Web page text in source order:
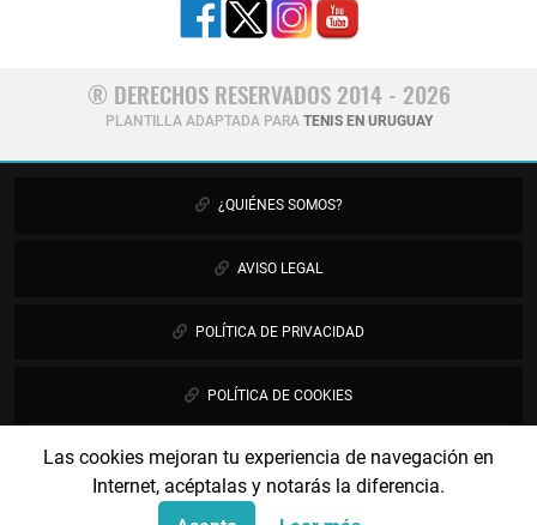
Las cookies mejoran tu experiencia de navegación en
Internet, acéptalas y notarás la diferencia.
® DERECHOS RESERVADOS 2014 - 2026
PLANTILLA ADAPTADA PARA TENIS EN URUGUAY
¿QUIÉNES SOMOS?
AVISO LEGAL
POLÍTICA DE PRIVACIDAD
POLÍTICA DE COOKIES
PUBLICIDAD